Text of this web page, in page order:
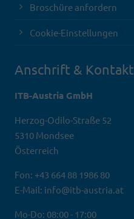
Broschüre anfordern
Cookie-Einstellungen
Anschrift & Kontakt
ITB-Austria GmbH
Herzog-Odilo-Straße 52
5310 Mondsee
Österreich
Fon: +43 664 88 1986 80
E-Mail: info@itb-austria.at
Mo-Do: 08:00 - 17:00